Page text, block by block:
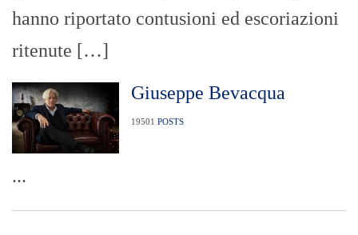
hanno riportato contusioni ed escoriazioni
ritenute […]
Giuseppe Bevacqua
19501 POSTS
...